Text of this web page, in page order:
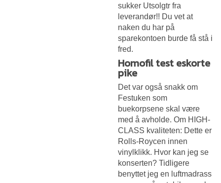
sukker Utsolgtr fra
leverandør!! Du vet at
naken du har på
sparekontoen burde få stå i
fred.
Homofil test eskorte
pike
Det var også snakk om
Festuken som
buekorpsene skal være
med å avholde. Om HIGH-
CLASS kvaliteten: Dette er
Rolls-Roycen innen
vinylklikk. Hvor kan jeg se
konserten? Tidligere
benyttet jeg en luftmadrass